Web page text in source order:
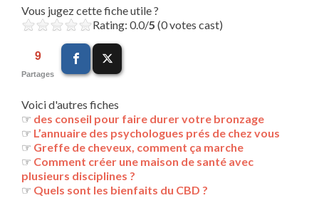
Vous jugez cette fiche utile ?
Rating: 0.0/5 (0 votes cast)
9
Partages
Voici d'autres fiches
☞ des conseil pour faire durer votre bronzage
☞ L’annuaire des psychologues prés de chez vous
☞ Greffe de cheveux, comment ça marche
☞ Comment créer une maison de santé avec
plusieurs disciplines ?
☞ Quels sont les bienfaits du CBD ?